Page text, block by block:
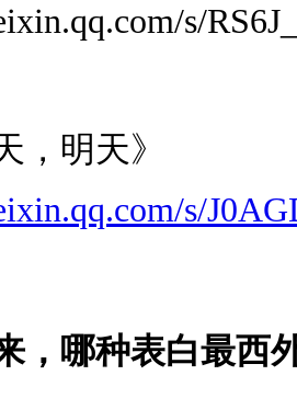
s/
，明天》
s/
，哪种表白最西